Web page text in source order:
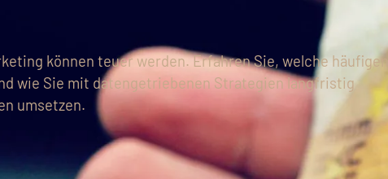
können teuer werden. Erfahren Sie, welche häufigen
wie Sie mit datengetriebenen Strategien langfristig
umsetzen.